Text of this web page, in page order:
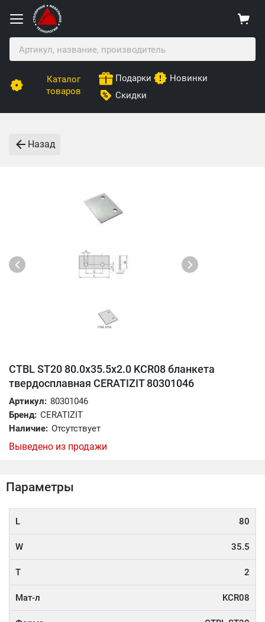
Каталог
товаров
Подарки
Новинки
Скидки
Назад
CTBL ST20 80.0x35.5x2.0 KCR08 бланкета
твердосплавная CERATIZIT 80301046
Артикул: 80301046
Бренд: CERATIZIT
Наличие: Отсутствует
Выведено из продажи
Параметры
L 80
W 35.5
T 2
Мат-л KCR08